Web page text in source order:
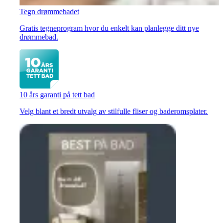
Tegn drømmebadet
Gratis tegneprogram hvor du enkelt kan planlegge ditt nye
drømmebad.
10 års garanti på tett bad
Velg blant et bredt utvalg av stilfulle fliser og baderomsplater.